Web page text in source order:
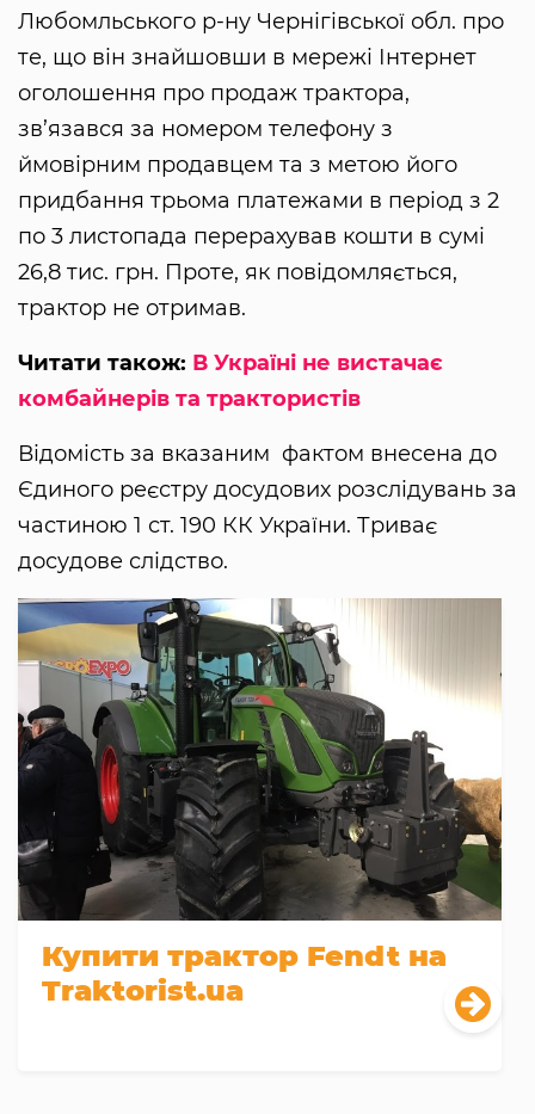
Любомльського р-ну Чернігівської обл. про
те, що він знайшовши в мережі Інтернет
оголошення про продаж трактора,
зв’язався за номером телефону з
ймовірним продавцем та з метою його
придбання трьома платежами в період з 2
по 3 листопада перерахував кошти в сумі
26,8 тис. грн. Проте, як повідомляється,
трактор не отримав.
Читати також: В Україні не вистачає
комбайнерів та трактористів
Відомість за вказаним фактом внесена до
Єдиного реєстру досудових розслідувань за
частиною 1 ст. 190 КК України. Триває
досудове слідство.
Купити трактор Fendt на
Traktorist.ua